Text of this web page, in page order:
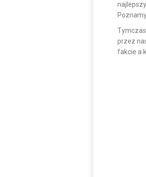
przez
fakcie a